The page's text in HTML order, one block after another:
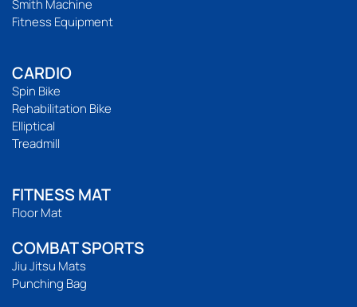
Smith Machine
Fitness Equipment
CARDIO
Spin Bike
Rehabilitation Bike
Elliptical
Treadmill
FITNESS MAT
Floor Mat
COMBAT SPORTS
Jiu Jitsu Mats
Punching Bag